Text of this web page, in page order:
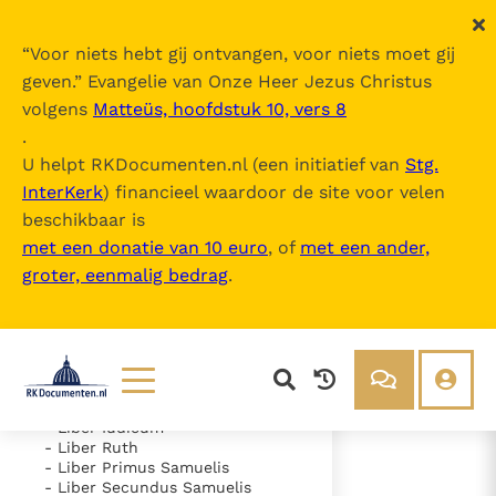
“Voor niets hebt gij ontvangen, voor niets moet gij
geven.” Evangelie van Onze Heer Jezus Christus
volgens Matteüs, hoofdstuk 10, vers 8
.
U helpt RKDocumenten.nl (een initiatief van Stg.
InterKerk) financieel waardoor de site voor velen
beschikbaar is
met een donatie van 10 euro, of met een ander,
groter, eenmalig bedrag.
Lezen
Documenten
Over ons
Nova Vulgata
Inhoudsopgave
uitklappen
- Vetus Testamentum
- Liber Exodus
- Liber Numeri
- Liber Deuteronomii
- Liber Iudicum
- Liber Ruth
- Liber Primus Samuelis
- Liber Secundus Samuelis
- Caput 12